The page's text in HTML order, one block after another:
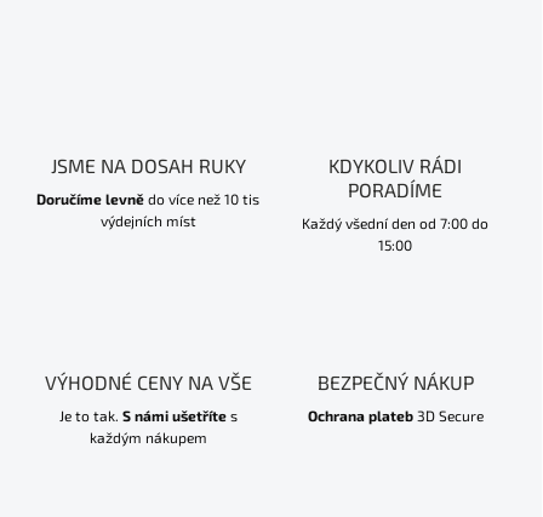
JSME NA DOSAH RUKY
Doručíme levně do více než 10 tis
výdejních míst
KDYKOLIV RÁDI
PORADÍME
Každý všední den od 7:00 do
15:00
VÝHODNÉ CENY NA VŠE
Je to tak. S námi ušetřítes
každým nákupem
BEZPEČNÝ NÁKUP
Ochrana plateb3D Secure